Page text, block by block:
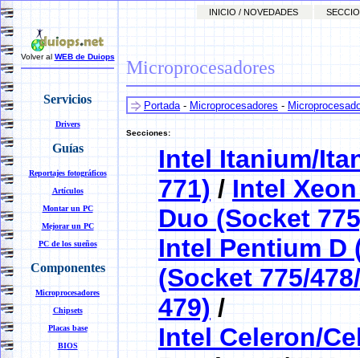
INICIO / NOVEDADES
Volver al WEB de Duiops
Servicios
Drivers
Guías
Reportajes fotográficos
Artículos
Montar un PC
Mejorar un PC
PC de los sueños
Componentes
Microprocesadores
Chipsets
Placas base
BIOS
Microprocesadores
Portada- Microprocesadores -
Secciones:
Intel Itanium/
771)/Intel
Duo (Socket
Intel Pentium D
(Socket 775/
479)/
Intel Celeron/